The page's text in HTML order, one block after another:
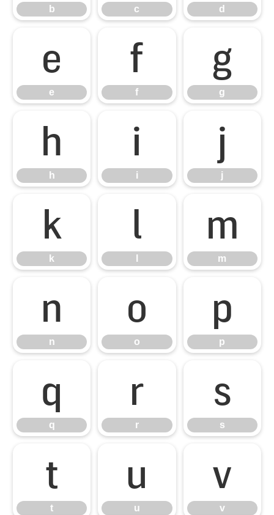
b c d
e
e
f
f
g
g
h
h
i
i
j
j
k
k
l m
m
n
n
o
o
p
p
q
q
r
r
s
s
t
t
u
u
v
v